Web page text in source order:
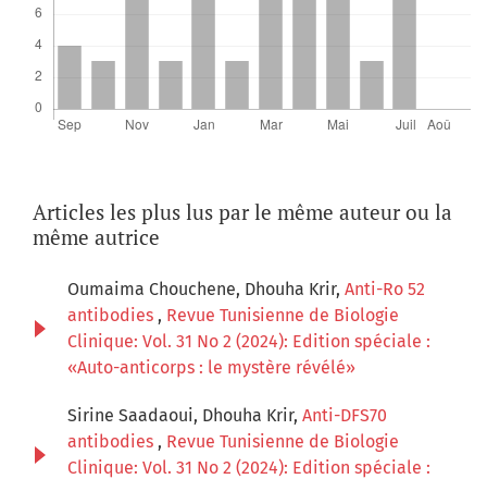
Articles les plus lus par le même auteur ou la
même autrice
Oumaima Chouchene, Dhouha Krir, Anti-Ro 52
antibodies , Revue Tunisienne de Biologie
Clinique: Vol. 31 No 2 (2024): Edition spéciale :
«Auto-anticorps : le mystère révélé»
Sirine Saadaoui, Dhouha Krir, Anti-DFS70
antibodies , Revue Tunisienne de Biologie
Clinique: Vol. 31 No 2 (2024): Edition spéciale :